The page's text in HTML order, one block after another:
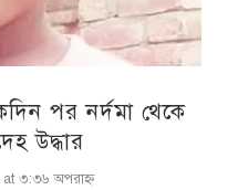
পর নর্দমা থেকে
উদ্ধার
৩:৩৬ অপরাহ্ণ